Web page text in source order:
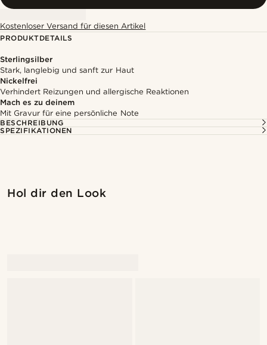
Kostenloser Versand für diesen Artikel
PRODUKTDETAILS
Sterlingsilber
Stark, langlebig und sanft zur Haut
Nickelfrei
Verhindert Reizungen und allergische Reaktionen
Mach es zu deinem
Mit Gravur für eine persönliche Note
BESCHREIBUNG
SPEZIFIKATIONEN
Hol dir den Look